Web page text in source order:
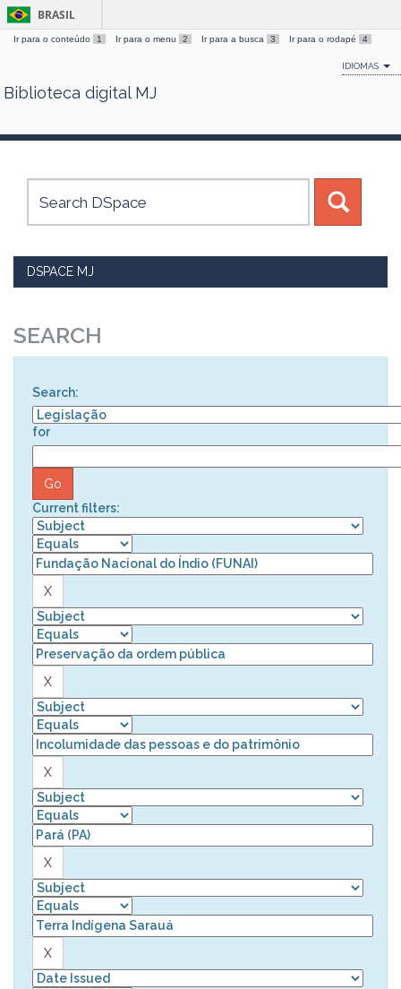
Skip
BRASIL
Ir para o conteúdo 1 Ir para o menu 2 Ir para a busca 3 Ir para o rodapé 4
IDIOMAS
Biblioteca digital MJ
DSPACE MJ
SEARCH
Search:
for
Current filters: